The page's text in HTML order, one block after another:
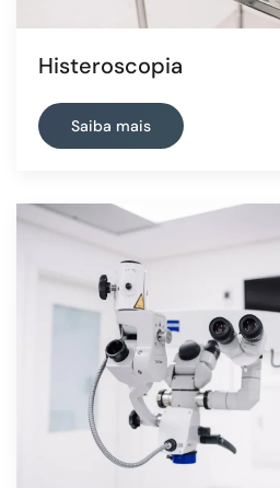
Histeroscopia
Saiba mais